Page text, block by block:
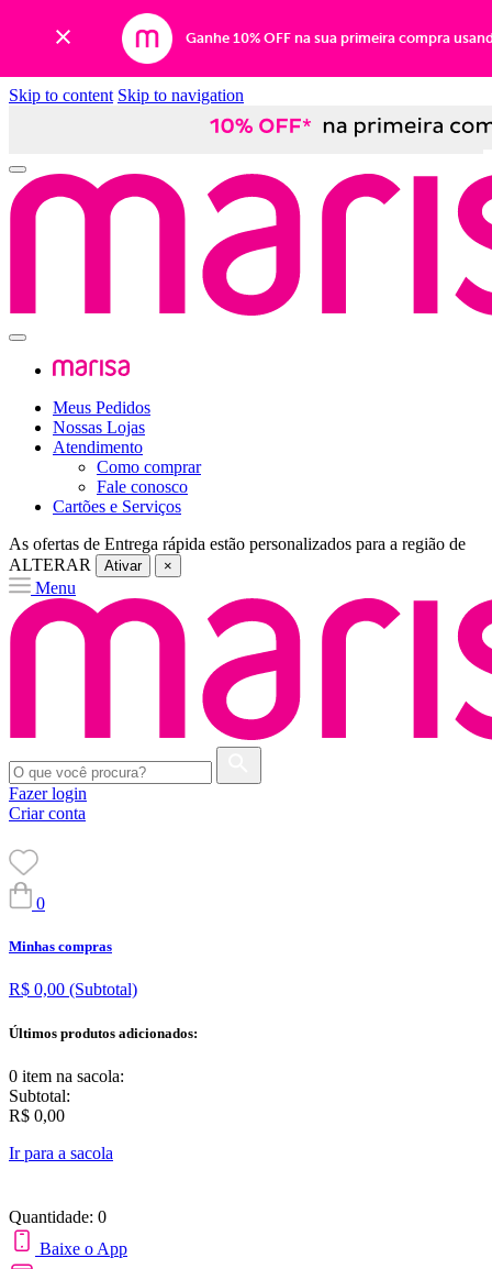
Ganhe 10% OFF na sua primeira compra
Skip to content Skip to navigation
Meus Pedidos
Nossas Lojas
Atendimento
Como comprar
Fale conosco
Cartões e Serviços
As ofertas de Entrega rápida estão personalizados para a região de
ALTERAR
Ativar ×
Menu
Fazer login
Criar conta
0
Minhas compras
R$ 0,00 (Subtotal)
Últimos produtos adicionados:
0 item na sacola:
Subtotal:
R$ 0,00
Ir para a sacola
Quantidade: 0
Baixe o App